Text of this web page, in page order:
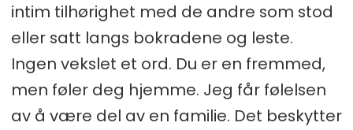
intim tilhørighet med de andre som stod
eller satt langs bokradene og leste.
Ingen vekslet et ord. Du er en fremmed,
men føler deg hjemme. Jeg får følelsen
av å være del av en familie. Det beskytter